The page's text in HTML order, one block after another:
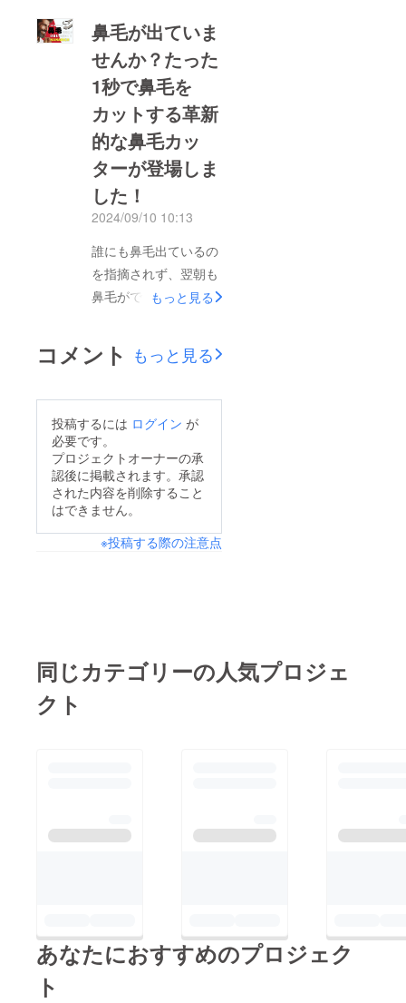
鼻毛が出ていま
せんか？たった
1秒で鼻毛を
カットする革新
的な鼻毛カッ
ターが登場しま
した！
2024/09/10 10:13
誰にも鼻毛出ているの
を指摘されず、翌朝も
鼻毛がでているなんて
新時代が到来！丸い
に簡単に処理します。
圧倒的な切断力で、印
刷用紙も楽々カット可
能です。鼻の内部を傷
つけることなく安全に
使用できる、丸形ヘッ
もっと見る
コメント もっと見る
投稿するには ログイン が
必要です。
プロジェクトオーナーの承
認後に掲載されます。承認
された内容を削除すること
はできません。
※投稿する際の注意点
同じカテゴリーの人気プロジェ
クト
あなたにおすすめのプロジェク
ト